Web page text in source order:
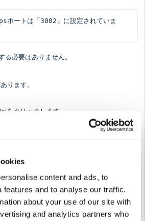
content and ads, to
features and to analyse our traffic.
about your use of our site with
and analytics partners who
ポートは「3002」に設定されていま
る必要はありません。
ります。
をクリックします。
タの"user_id","password"を入力します。
リックします。